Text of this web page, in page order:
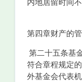
第四章财产的
第二十五条基
符合章程规定
外基金会代表